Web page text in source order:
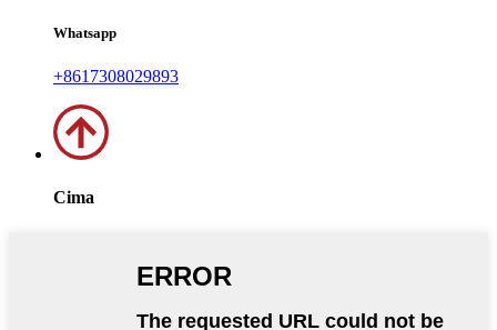
Whatsapp
+8617308029893
Cima